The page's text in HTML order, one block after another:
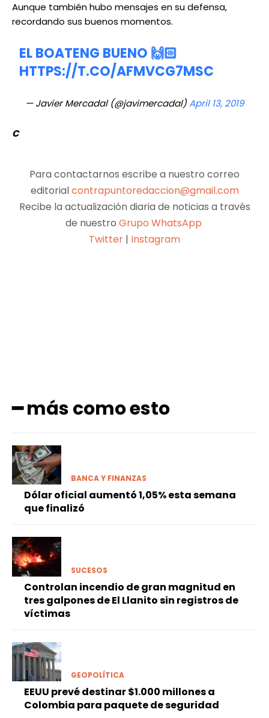
Aunque también hubo mensajes en su defensa,
recordando sus buenos momentos.
EL BOATENG BUENO 🙌🏻
HTTPS://T.CO/AFMVCG7MSC
— Javier Mercadal (@javimercadal)April 13, 2019
C
Para contactarnos escribe a nuestro correo
editorialcontrapuntoredaccion@gmail.com
Recibe la actualización diaria de noticias a través
de nuestro Grupo WhatsApp
Twitter | Instagram
━ más como esto
BANCA Y FINANZAS
Dólar oficial aumentó 1,05% esta semana
que finalizó
SUCESOS
Controlan incendio de gran magnitud en
tres galpones de El Llanito sin registros de
víctimas
GEOPOLÍTICA
EEUU prevé destinar $1.000 millones a
Colombia para paquete de seguridad